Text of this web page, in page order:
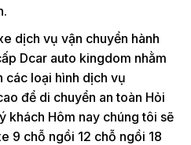
dịch vụ vận chuyển hành
Dcar auto kingdom nhằm
các loại hình dịch vụ
để di chuyển an toàn Hỏi
khách Hôm nay chúng tôi sẽ
9 chỗ ngồi 12 chỗ ngồi 18